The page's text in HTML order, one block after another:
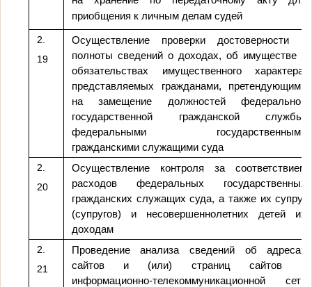
приобщения к личным делам судей
2.
19
Осуществление проверки достоверности и
полноты сведений о доходах, об имуществе и
обязательствах имущественного характера,
представляемых гражданами, претендующими
на замещение должностей федеральной
государственной гражданской службы,
федеральными государственными
гражданскими служащими суда
2.
20
Осуществление контроля за соответствием
расходов федеральных государственных
гражданских служащих суда, а также их супруг
(супругов) и несовершеннолетних детей их
доходам
2.
21
Проведение анализа сведений об адресах
сайтов и (или) страниц сайтов в
информационно-телекоммуникационной сети